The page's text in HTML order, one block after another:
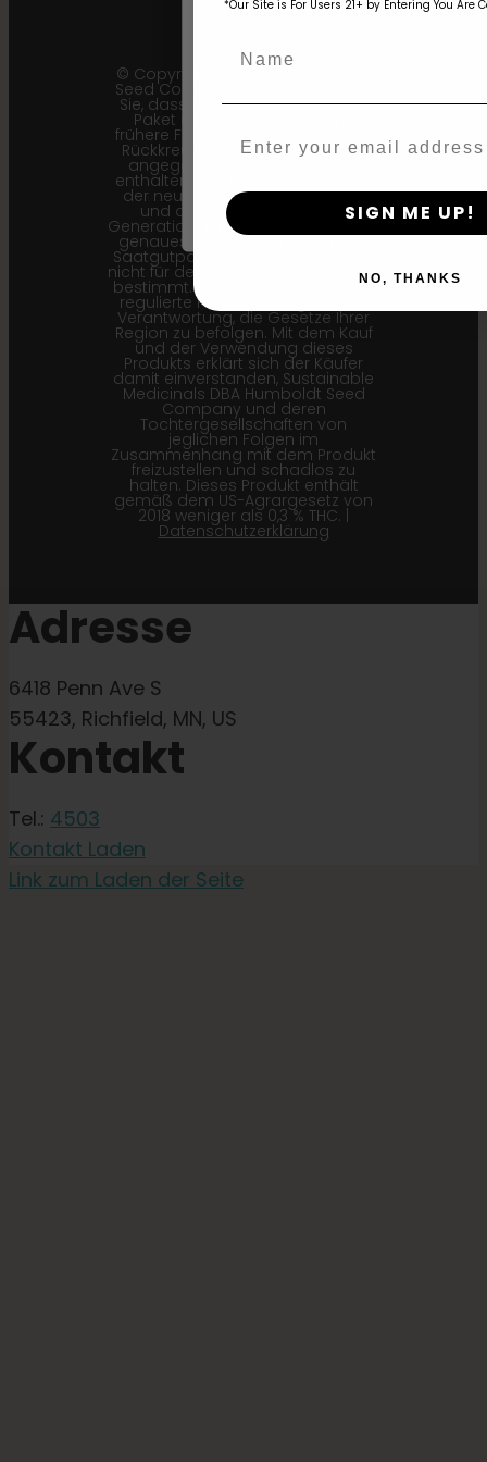
© Copyright 2011–2026 Humboldt
Seed Company | *Bitte beachten
Sie, dass Sie möglicherweise ein
Paket erhalten, auf dem eine
frühere Filialgeneration (F1…) oder
Rückkreuzungsgeneration (Bx…)
angegeben ist, aber die darin
enthaltenen Samen entsprechen
der neuesten Version der Sorte,
und die hier angegebenen
Generationsinformationen sind die
genauesten für unsere aktuellen
Saatgutpartien. Dieses Produkt ist
nicht für den menschlichen Verzehr
bestimmt. Cannabis ist eine stark
regulierte Pflanze. Es liegt in Ihrer
Verantwortung, die Gesetze Ihrer
Region zu befolgen. Mit dem Kauf
und der Verwendung dieses
Produkts erklärt sich der Käufer
damit einverstanden, Sustainable
Medicinals DBA Humboldt Seed
Company und deren
Tochtergesellschaften von
jeglichen Folgen im
Zusammenhang mit dem Produkt
freizustellen und schadlos zu
halten. Dieses Produkt enthält
gemäß dem US-Agrargesetz von
2018 weniger als 0,3 % THC. |
Datenschutzerklärung
Adresse
6418 Penn Ave S
55423, Richfield, MN, US
Kontakt
Tel.: 4503
Kontakt Laden
Link zum Laden der Seite
By clicking AGREE & ENTER, you
*Our Site is For Users 21+ by Entering You Are
SIGN ME UP!
NO, THANKS